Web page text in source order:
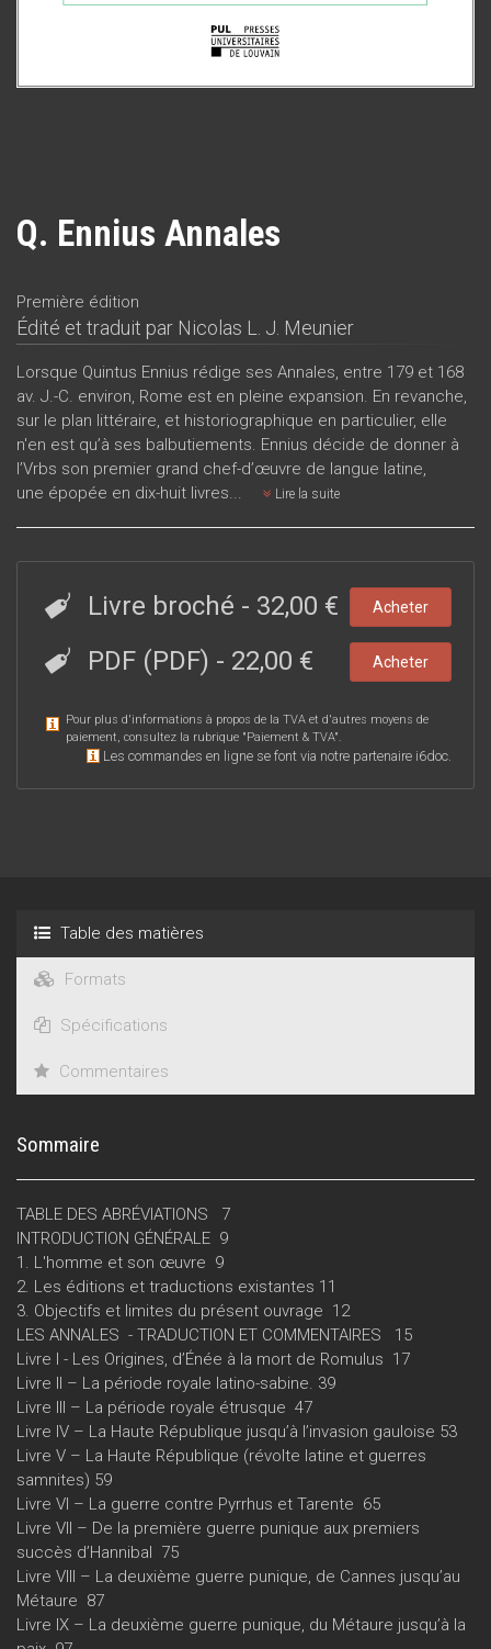
Q. Ennius Annales
Première édition
Édité et traduit par Nicolas L. J. Meunier
Lorsque Quintus Ennius rédige ses Annales, entre 179 et 168
av. J.-C. environ, Rome est en pleine expansion. En revanche,
sur le plan littéraire, et historiographique en particulier, elle
n'en est qu’à ses balbutiements. Ennius décide de donner à
l’Vrbs son premier grand chef-d’œuvre de langue latine,
une épopée en dix-huit livres...
Lire la suite
Livre broché - 32,00 € Acheter
PDF (PDF) - 22,00 € Acheter
Pour plus d'informations à propos de la TVA et d'autres moyens de
paiement, consultez la rubrique "Paiement & TVA".
Les commandes en ligne se font via notre partenaire i6doc.
Table des matières
Formats
Spécifications
Commentaires
Sommaire
TABLE DES ABRÉVIATIONS 7
INTRODUCTION GÉNÉRALE 9
1. L'homme et son œuvre 9
2. Les éditions et traductions existantes 11
3. Objectifs et limites du présent ouvrage 12
LES ANNALES - TRADUCTION ET COMMENTAIRES 15
Livre I - Les Origines, d’Énée à la mort de Romulus 17
Livre II – La période royale latino-sabine. 39
Livre III – La période royale étrusque 47
Livre IV – La Haute République jusqu’à l’invasion gauloise 53
Livre V – La Haute République (révolte latine et guerres
samnites) 59
Livre VI – La guerre contre Pyrrhus et Tarente 65
Livre VII – De la première guerre punique aux premiers
succès d’Hannibal 75
Livre VIII – La deuxième guerre punique, de Cannes jusqu’au
Métaure 87
Livre IX – La deuxième guerre punique, du Métaure jusqu’à la